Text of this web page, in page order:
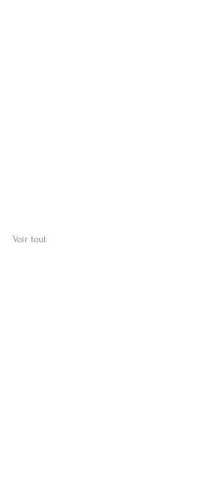
Voir tout